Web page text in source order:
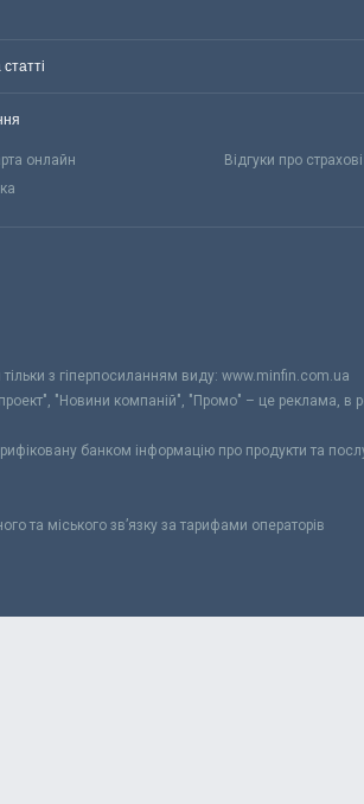
онлайн Відгуки про
з гіперпосиланням виду: www.minfin.com.ua
"Новини компаній", "Промо" – це реклама, в
банком інформацію про продукти та
та міського зв’язку за тарифами операторів